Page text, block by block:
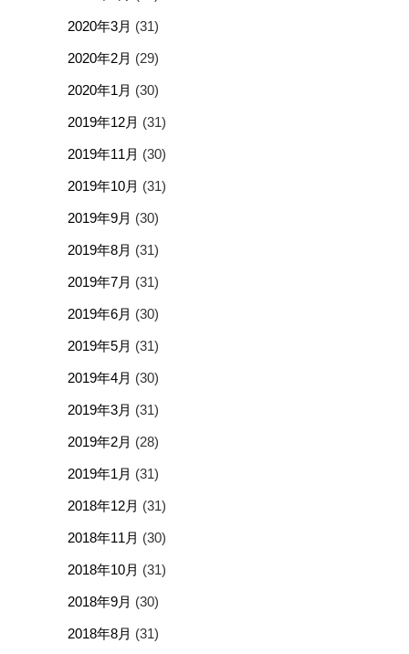
2020年3月 (31)
2020年2月 (29)
2020年1月 (30)
2019年12月 (31)
2019年11月 (30)
2019年10月 (31)
2019年9月 (30)
2019年8月 (31)
2019年7月 (31)
2019年6月 (30)
2019年5月 (31)
2019年4月 (30)
2019年3月 (31)
2019年2月 (28)
2019年1月 (31)
2018年12月 (31)
2018年11月 (30)
2018年10月 (31)
2018年9月 (30)
2018年8月 (31)